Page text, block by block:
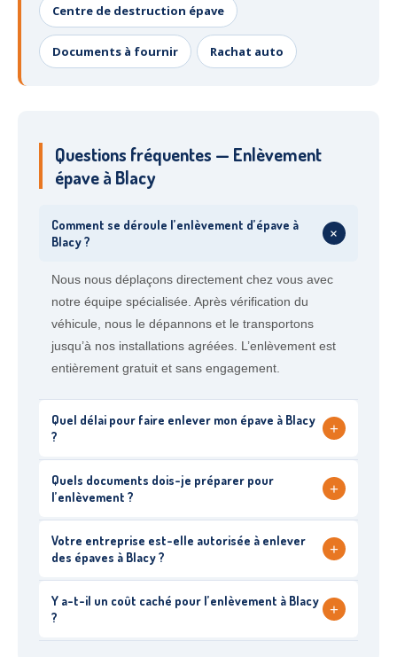
CONTACT
01 83 64 20 40
Centre de destruction épave
Documents à fournir Rachat auto
Questions fréquentes — Enlèvement
épave à Blacy
Comment se déroule l’enlèvement d’épave à
Blacy ?
+
Nous nous déplaçons directement chez vous avec
notre équipe spécialisée. Après vérification du
véhicule, nous le dépannons et le transportons
jusqu’à nos installations agréées. L’enlèvement est
entièrement gratuit et sans engagement.
Quel délai pour faire enlever mon épave à Blacy
?
+
Quels documents dois-je préparer pour
l’enlèvement ?
+
Votre entreprise est-elle autorisée à enlever
des épaves à Blacy ?
+
Y a-t-il un coût caché pour l’enlèvement à Blacy
?
+